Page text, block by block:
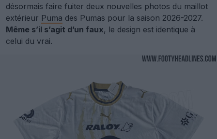
désormais faire fuiter deux nouvelles photos du maillot
extérieur Puma des Pumas pour la saison 2026-2027.
Même s’il s’agit d’un faux, le design est identique à
celui du vrai.